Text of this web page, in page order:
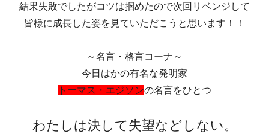
結果失敗でしたがコツは掴めたので次回リベンジして
皆様に成長した姿を見ていただこうと思います！！
～名言・格言コーナ～
今日はかの有名な発明家
トーマス・エジソンの名言をひとつ
わたしは決して失望などしない。